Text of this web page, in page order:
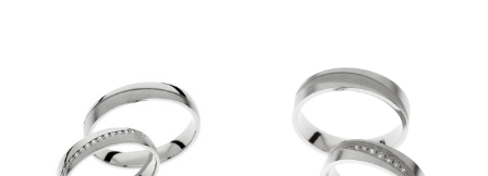
KOLEKCIJA LINEA
KOLEKCIJA ESENCA